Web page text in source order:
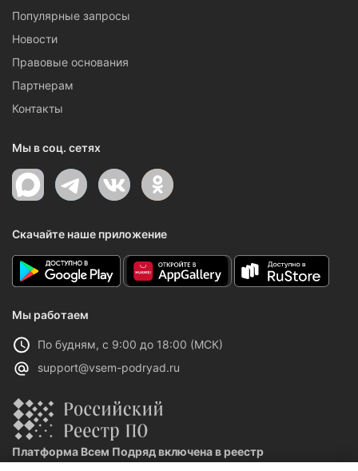
Популярные запросы
Новости
Правовые основания
Партнерам
Контакты
Мы в соц. сетях
Скачайте наше приложение
Мы работаем
По будням, с 9:00 до 18:00 (МСК)
support@vsem-podryad.ru
Платформа Всем Подряд включена в реестр